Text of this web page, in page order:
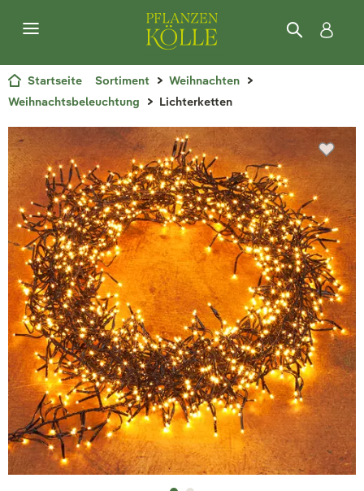
Startseite Sortiment
Weihnachten
Weihnachtsbeleuchtung
Lichterketten